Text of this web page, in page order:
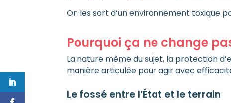
On les sort d’un environnement toxique
Pourquoi ça ne change
La nature même du sujet, la protection
manière articulée pour agir avec
Le fossé entre l’État et le terrain